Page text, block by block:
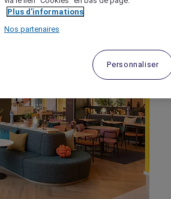
Plus d'informations
Nos partenaires
Personnaliser